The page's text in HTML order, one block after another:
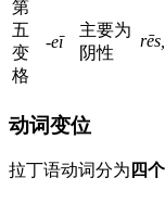
第
五
变
格
-eī
主要为
阴性
动词变位
拉丁语动词分为 四